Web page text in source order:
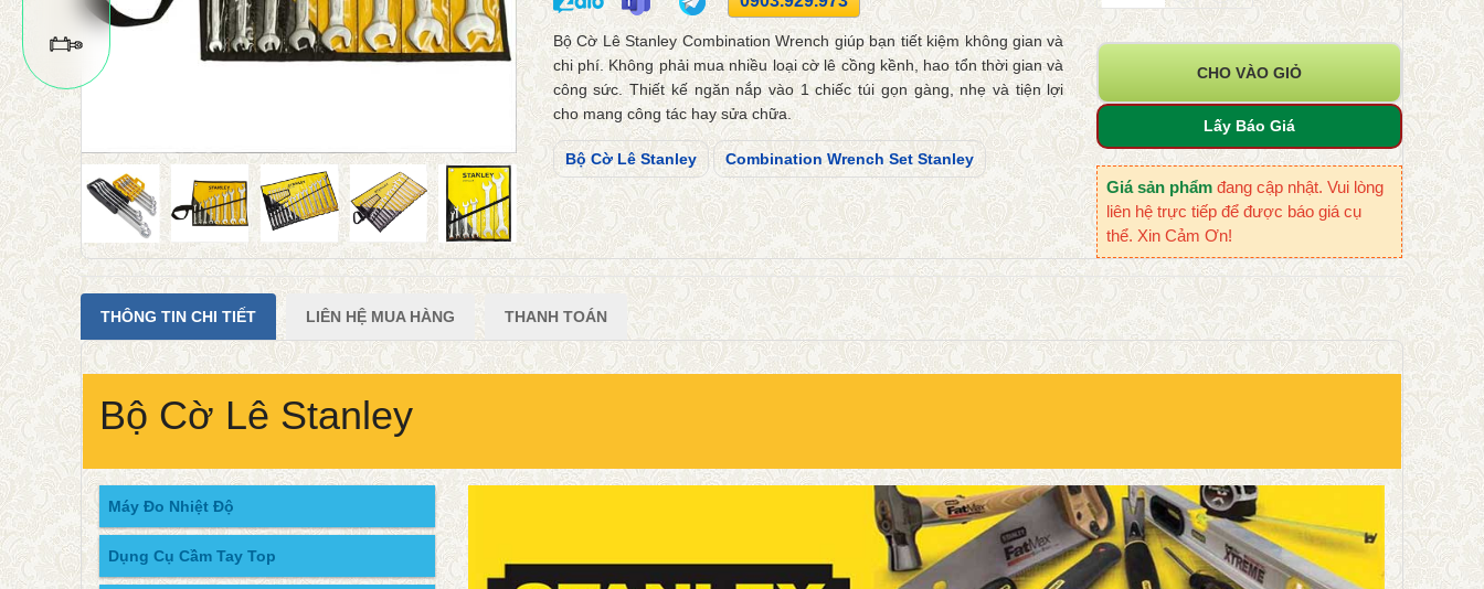
Bộ Cờ Lê Stanley Combination Wrench giúp bạn tiết kiệm không gian và
chi phí. Không phải mua nhiều loại cờ lê cồng kềnh, hao tổn thời gian và
công sức. Thiết kế ngăn nắp vào 1 chiếc túi gọn gàng, nhẹ và tiện lợi
cho mang công tác hay sửa chữa.
Bộ Cờ Lê Stanley Combination Wrench Set Stanley
CHO VÀO GIỎ
Lấy Báo Giá
Giá sản phẩm đang cập nhật. Vui lòng
liên hệ trực tiếp để được báo giá cụ
thể. Xin Cảm Ơn!
THÔNG TIN CHI TIẾT LIÊN HỆ MUA HÀNG THANH TOÁN
Bộ Cờ Lê Stanley
Máy Đo Nhiệt Độ
Dụng Cụ Cầm Tay Top